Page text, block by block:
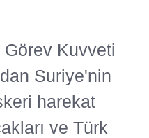
Kuvveti
Suriye'nin
harekat
ve Türk